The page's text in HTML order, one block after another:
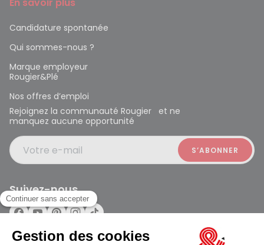
En savoir plus
Candidature spontanée
Qui sommes-nous ?
Marque employeur
Rougier&Plé
Nos offres d’emploi
Rejoignez la communauté Rougier et ne
manquez aucune opportunité
Votre e-mail
Suivez-nous